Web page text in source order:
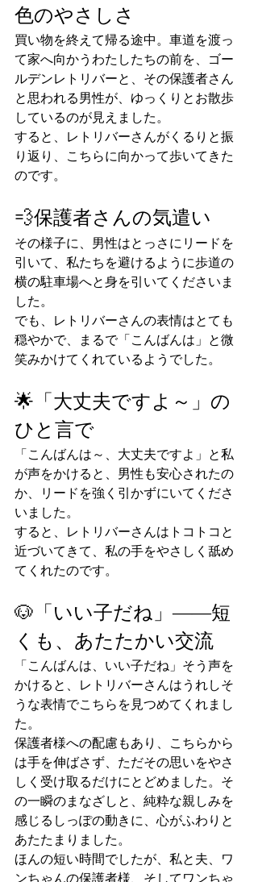
色のやさしさ
買い物を終えて帰る途中。車道を渡っ
て家へ向かうわたしたちの前を、ゴー
ルデンレトリバーと、その保護者さん
と思われる男性が、ゆっくりとお散歩
しているのが見えました。
すると、レトリバーさんがくるりと振
り返り、こちらに向かって歩いてきた
のです。
💨保護者さんの気遣い
その様子に、男性はとっさにリードを
引いて、私たちを避けるように歩道の
横の駐車場へと身を引いてくださいま
した。
でも、レトリバーさんの表情はとても
穏やかで、まるで「こんばんは」と微
笑みかけてくれているようでした。
🌟「大丈夫ですよ～」の
ひと言で
「こんばんは～、大丈夫ですよ」と私
が声をかけると、男性も安心されたの
か、リードを強く引かずにいてくださ
いました。
すると、レトリバーさんはトコトコと
近づいてきて、私の手をやさしく舐め
てくれたのです。
🐶「いい子だね」――短
くも、あたたかい交流
「こんばんは、いい子だね」そう声を
かけると、レトリバーさんはうれしそ
うな表情でこちらを見つめてくれまし
た。
保護者様への配慮もあり、こちらから
は手を伸ばさず、ただその思いをやさ
しく受け取るだけにとどめました。そ
の一瞬のまなざしと、純粋な親しみを
感じるしっぽの動きに、心がふわりと
あたたまりました。
ほんの短い時間でしたが、私と夫、ワ
ンちゃんの保護者様、そしてワンちゃ